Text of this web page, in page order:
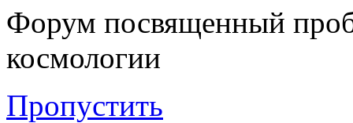
Форум посвященный
космологии
Пропустить